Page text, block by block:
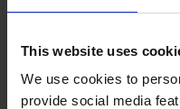
This website uses
We use cookies to
provide social media
Objevte